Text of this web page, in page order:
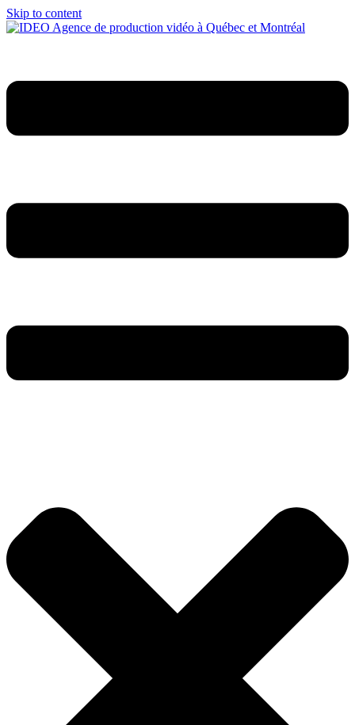
Skip to content